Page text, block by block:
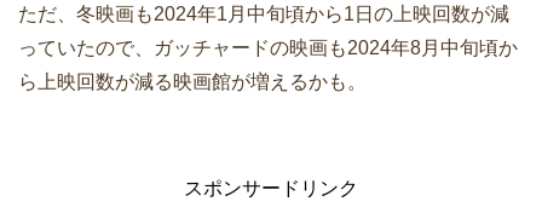
ただ、冬映画も2024年1月中旬頃から1日の上映回数が減
っていたので、ガッチャードの映画も2024年8月中旬頃か
ら上映回数が減る映画館が増えるかも。
スポンサードリンク